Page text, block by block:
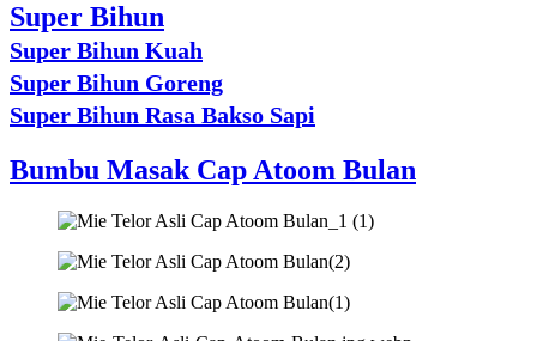
Super Bihun
Super Bihun Kuah
Super Bihun Goreng
Super Bihun Rasa Bakso Sapi
Bumbu Masak Cap Atoom Bulan